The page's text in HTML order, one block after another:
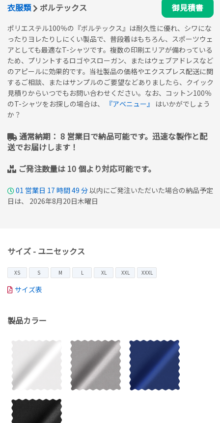
衣服類 ボルテックス 御見積書
ポリエステル100％の『ボルテックス』は耐久性に優れ、シワにな
ったりヨレたりしにくい製品で、普段着はもちろん、スポーツウェ
アとしても最適なT-シャツです。複数の印刷エリアが備わっている
ため、プリントするロゴやスローガン、またはウェブアドレスなど
のアピールに効果的です。当社製品の価格やエクスプレス配送に関
するご相談、またはサンプルのご要望などありましたら、クイック
見積りからいつでもお問い合わせください。なお、コットン100％
のT-シャツをお探しの場合は、
『アベニュー』
はいかがでしょう
か？
通常納期： 8 営業日で納品可能です。迅速な製作と配
送でお届けします！
ご発注数量は 10 個より対応可能です。
01 営業日 17 時間49 分以内にご発注いただいた場合の納品予定
日は、 2026年8月20日木曜日
サイズ - ユニセックス
XS S M L XL XXL XXXL
サイズ表
製品カラー